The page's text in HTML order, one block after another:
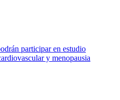
participar en estudio
y menopausia